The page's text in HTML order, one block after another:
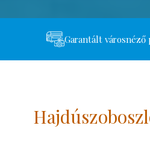
Garantált városnéző